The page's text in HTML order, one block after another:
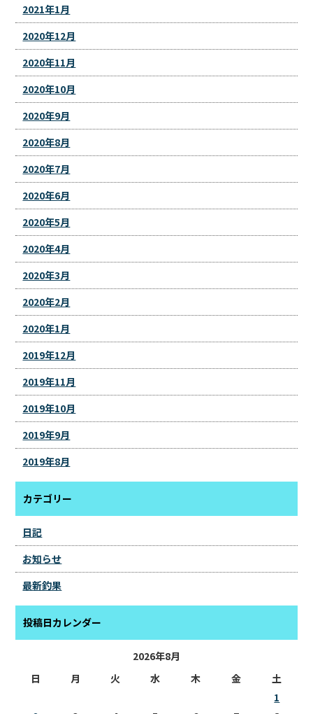
2021年1月
2020年12月
2020年11月
2020年10月
2020年9月
2020年8月
2020年7月
2020年6月
2020年5月
2020年4月
2020年3月
2020年2月
2020年1月
2019年12月
2019年11月
2019年10月
2019年9月
2019年8月
カテゴリー
日記
お知らせ
最新釣果
投稿日カレンダー
2026年8月
日
月 火 水 木 金
土
1